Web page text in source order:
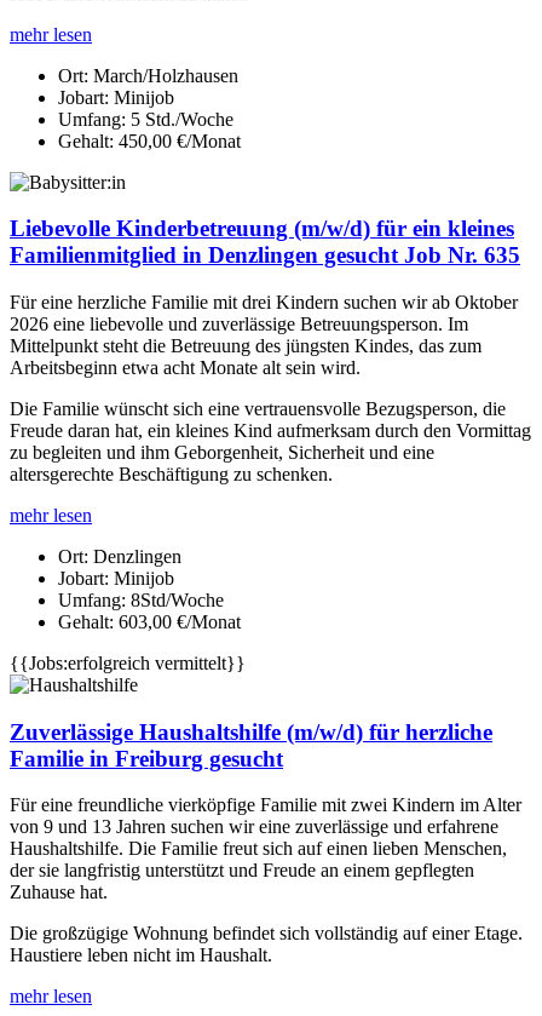
mehr lesen
Ort: March/Holzhausen
Jobart: Minijob
Umfang: 5 Std./Woche
Gehalt: 450,00 €/Monat
Liebevolle Kinderbetreuung (m/w/d) für ein kleines
Familienmitglied in Denzlingen gesucht Job Nr. 635
Für eine herzliche Familie mit drei Kindern suchen wir ab Oktober
2026 eine liebevolle und zuverlässige Betreuungsperson. Im
Mittelpunkt steht die Betreuung des jüngsten Kindes, das zum
Arbeitsbeginn etwa acht Monate alt sein wird.
Die Familie wünscht sich eine vertrauensvolle Bezugsperson, die
Freude daran hat, ein kleines Kind aufmerksam durch den Vormittag
zu begleiten und ihm Geborgenheit, Sicherheit und eine
altersgerechte Beschäftigung zu schenken.
mehr lesen
Ort: Denzlingen
Jobart: Minijob
Umfang: 8Std/Woche
Gehalt: 603,00 €/Monat
{{Jobs:erfolgreich vermittelt}}
Zuverlässige Haushaltshilfe (m/w/d) für herzliche
Familie in Freiburg gesucht
Für eine freundliche vierköpfige Familie mit zwei Kindern im Alter
von 9 und 13 Jahren suchen wir eine zuverlässige und erfahrene
Haushaltshilfe. Die Familie freut sich auf einen lieben Menschen,
der sie langfristig unterstützt und Freude an einem gepflegten
Zuhause hat.
Die großzügige Wohnung befindet sich vollständig auf einer Etage.
Haustiere leben nicht im Haushalt.
mehr lesen